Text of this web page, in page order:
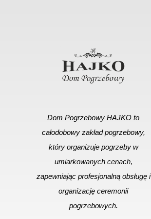
Dom Pogrzebowy HAJKO to
całodobowy zakład pogrzebowy,
który organizuje pogrzeby w
umiarkowanych cenach,
zapewniając profesjonalną obsługę i
organizację ceremonii
pogrzebowych.